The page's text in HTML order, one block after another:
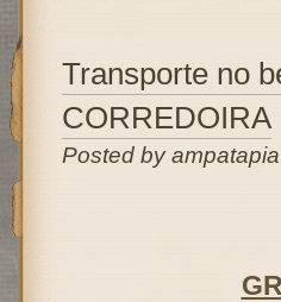
Transporte no
CORREDOIRA
Posted by